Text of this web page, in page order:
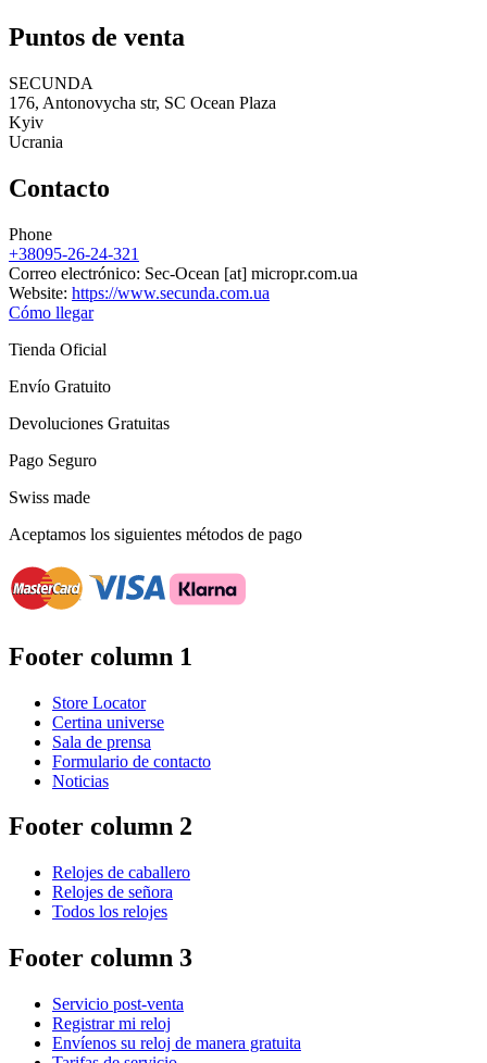
Puntos de venta
SECUNDA
176, Antonovycha str, SC Ocean Plaza
Kyiv
Ucrania
Contacto
Phone
+38095-26-24-321
Correo electrónico: Sec-Ocean [at] micropr.com.ua
Website: https://www.secunda.com.ua
Cómo llegar
Tienda Oficial
Envío Gratuito
Devoluciones Gratuitas
Pago Seguro
Swiss made
Aceptamos los siguientes métodos de pago
Footer column 1
Store Locator
Certina universe
Sala de prensa
Formulario de contacto
Noticias
Footer column 2
Relojes de caballero
Relojes de señora
Todos los relojes
Footer column 3
Servicio post-venta
Registrar mi reloj
Envíenos su reloj de manera gratuita